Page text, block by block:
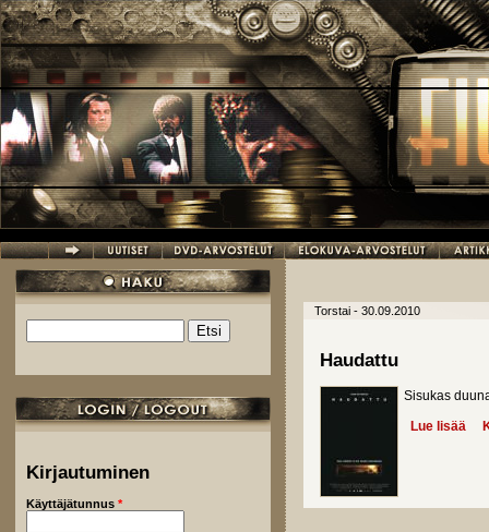
Hyppää pääsisältöön
Hakulomake
Kirjautuminen
Käyttäjätunnus *
Torstai - 30.09.2010
Haudattu
Sisukas
Lue lisää